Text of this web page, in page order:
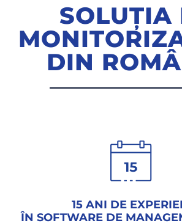
SOLUȚIA
DIN
15 ANI DE
ÎN SOFTWARE DE